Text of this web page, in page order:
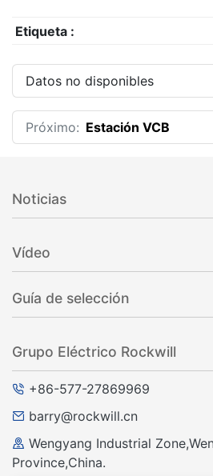
Etiqueta :
Datos no disponibles
Próximo: Estación VCB
Noticias
Vídeo
Guía de selección
Grupo Eléctrico Rockwill
+86-577-27869969
barry@rockwill.cn
Wengyang Industrial
Province,China.